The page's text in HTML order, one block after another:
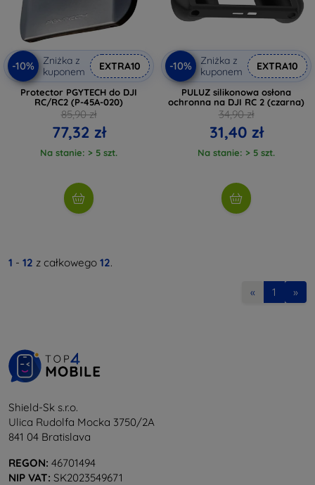
-10%
Zniżka z
kuponem
EXTRA10
Protector PGYTECH do DJI
RC/RC2 (P-45A-020)
85,90 zł
77,32 zł
Na stanie: > 5 szt.
-10%
Zniżka z
kuponem
EXTRA10
PULUZ silikonowa osłona
ochronna na DJI RC 2 (czarna)
34,90 zł
31,40 zł
Na stanie: > 5 szt.
1 - 12 z całkowego 12.
« 1 »
Shield-Sk s.r.o.
Ulica Rudolfa Mocka 3750/2A
841 04 Bratislava
REGON: 46701494
NIP VAT: SK2023549671